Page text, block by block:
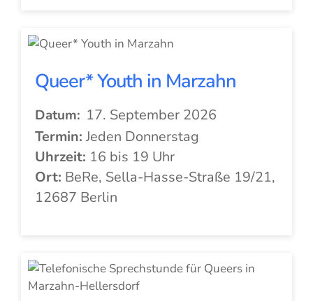
Queer* Youth in Marzahn
Datum: 17. September 2026
Termin: Jeden Donnerstag
Uhrzeit: 16 bis 19 Uhr
Ort: BeRe, Sella-Hasse-Straße 19/21,
12687 Berlin